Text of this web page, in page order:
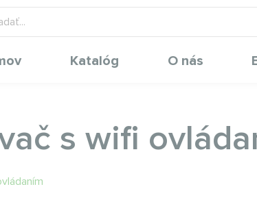
Katalóg O nás
s wifi